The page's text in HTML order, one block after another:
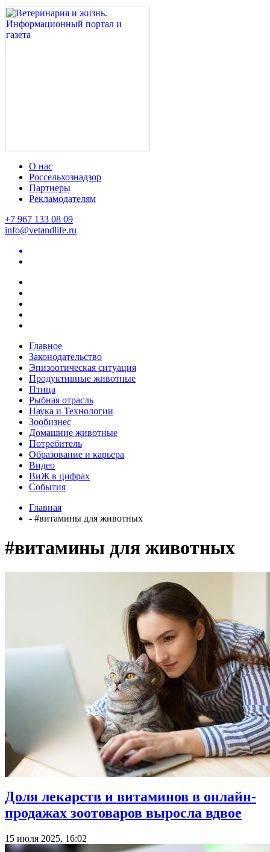
О нас
Россельхознадзор
Партнеры
Рекламодателям
+7 967 133 08 09
info@vetandlife.ru
Главное
Законодательство
Эпизоотическая ситуация
Продуктивные животные
Птица
Рыбная отрасль
Наука и Технологии
Зообизнес
Домашние животные
Потребитель
Образование и карьера
Видео
ВиЖ в цифрах
События
Главная
- #витамины для животных
#витамины для животных
Доля лекарств и витаминов в онлайн-
продажах зоотоваров выросла вдвое
15 июля 2025, 16:02